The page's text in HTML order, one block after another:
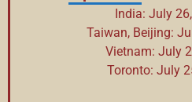
India: July
Taiwan, Beijing:
Vietnam: July
Toronto: July